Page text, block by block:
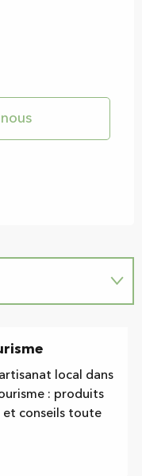
local dans
: produits
et conseils toute